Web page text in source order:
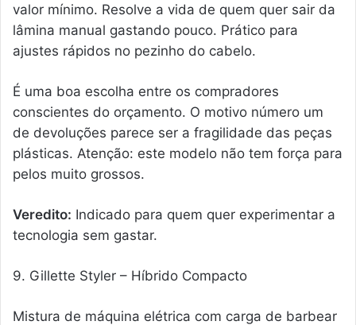
valor mínimo. Resolve a vida de quem quer sair da
lâmina manual gastando pouco. Prático para
ajustes rápidos no pezinho do cabelo.
É uma boa escolha entre os compradores
conscientes do orçamento. O motivo número um
de devoluções parece ser a fragilidade das peças
plásticas. Atenção: este modelo não tem força para
pelos muito grossos.
Veredito: Indicado para quem quer experimentar a
tecnologia sem gastar.
9. Gillette Styler – Híbrido Compacto
Mistura de máquina elétrica com carga de barbear